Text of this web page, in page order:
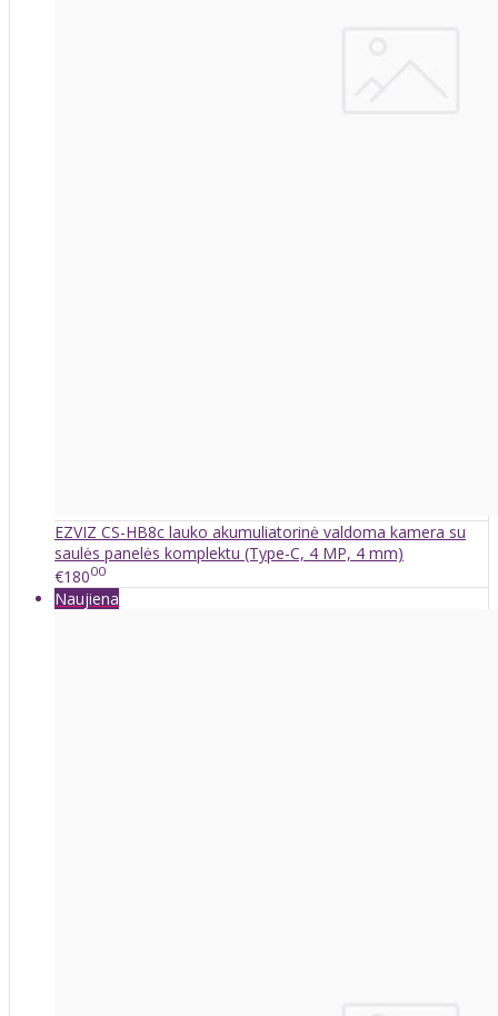
EZVIZ CS-HB8c lauko akumuliatorinė valdoma kamera su
saulės panelės komplektu (Type-C, 4 MP, 4 mm)
€18000
Naujiena